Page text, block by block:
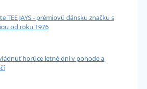
TEE JAYS - prémiovú dánsku značku s
od roku 1976
horúce letné dni v pohode a